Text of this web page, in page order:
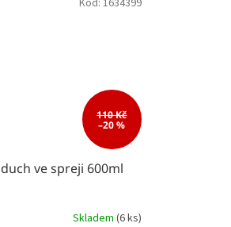
110 Kč
–20 %
ve spreji 600ml
Skladem (6 ks)
Kód: 1634399